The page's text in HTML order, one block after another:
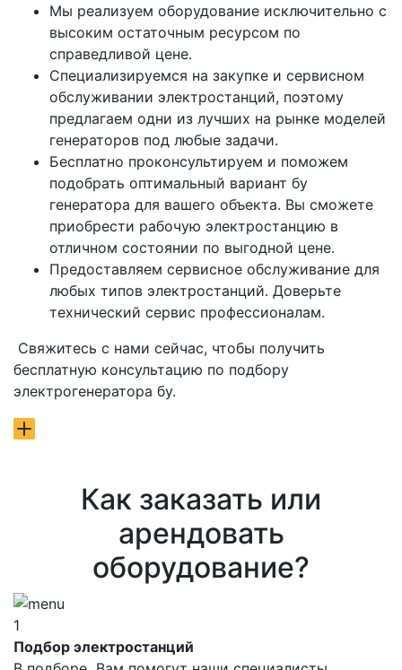
Мы реализуем оборудование исключительно с
высоким остаточным ресурсом по
справедливой цене.
Специализируемся на закупке и сервисном
обслуживании электростанций, поэтому
предлагаем одни из лучших на рынке моделей
генераторов под любые задачи.
Бесплатно проконсультируем и поможем
подобрать оптимальный вариант бу
генератора для вашего объекта. Вы сможете
приобрести рабочую электростанцию в
отличном состоянии по выгодной цене.
Предоставляем сервисное обслуживание для
любых типов электростанций. Доверьте
технический сервис профессионалам.
Свяжитесь с нами сейчас, чтобы получить
бесплатную консультацию по подбору
электрогенератора бу.
Как заказать или
арендовать
оборудование?
1
Подбор электростанций